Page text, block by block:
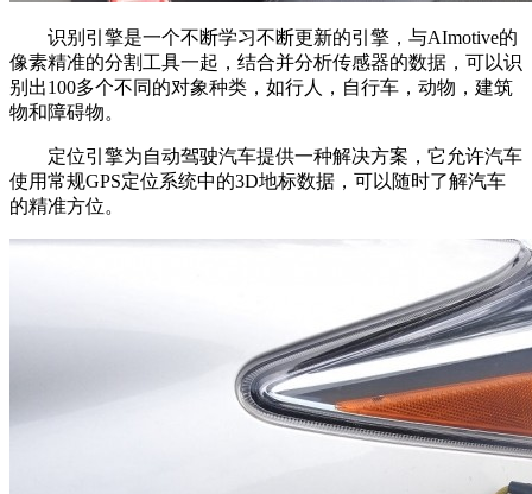
识别引擎是一个不断学习不断更新的引擎，与AImotive的
像素精准的分割工具一起，结合并分析传感器的数据，可以识
别出100多个不同的对象种类，如行人，自行车，动物，建筑
物和障碍物。
定位引擎为自动驾驶汽车提供一种解决方案，它允许汽车
使用常规GPS定位系统中的3D地标数据，可以随时了解汽车
的精准方位。